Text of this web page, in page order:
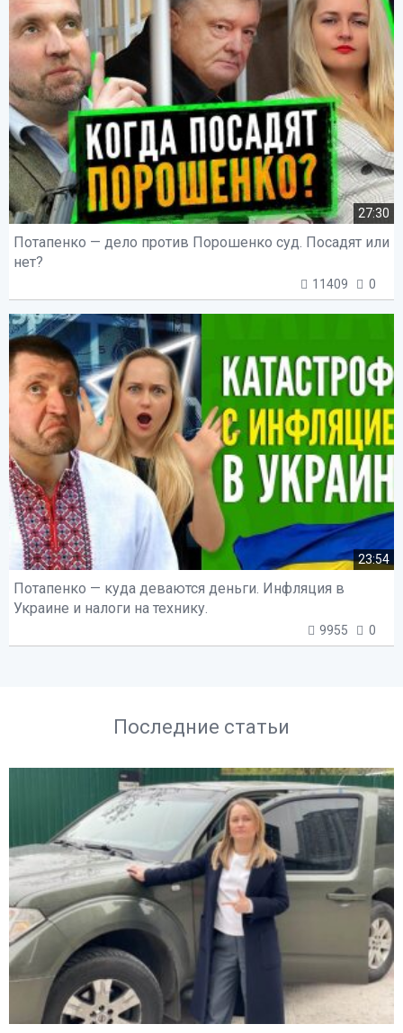
27:30
Потапенко — дело против Порошенко суд. Посадят или
нет?
11409 0
23:54
Потапенко — куда деваются деньги. Инфляция в
Украине и налоги на технику.
9955 0
Последние статьи